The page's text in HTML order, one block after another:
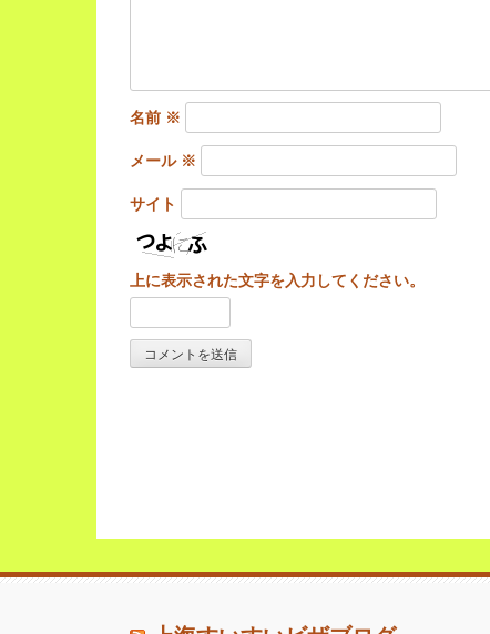
名前 ※
メール ※
サイト
上に表示された文字を入力してください。